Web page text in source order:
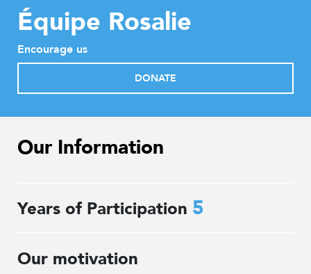
Équipe Rosalie
Encourage us
DONATE
Our Information
Years of Participation 5
Our motivation